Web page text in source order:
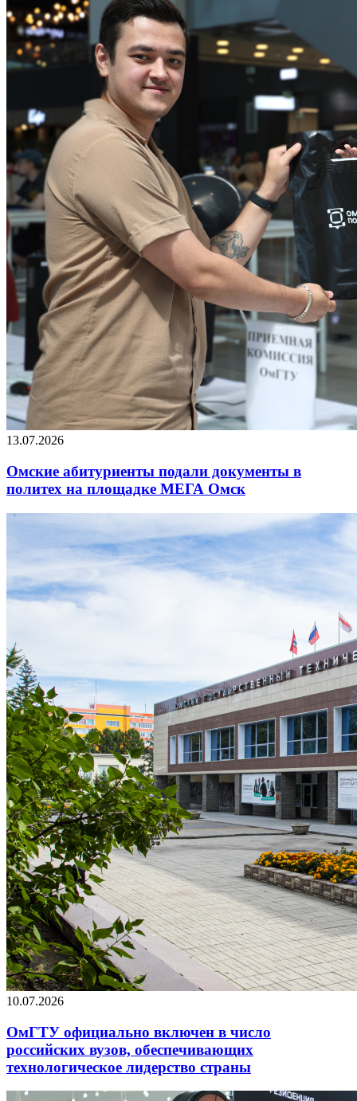
13.07.2026
Омские абитуриенты подали документы в
политех на площадке МЕГА Омск
10.07.2026
ОмГТУ официально включен в число
российских вузов, обеспечивающих
технологическое лидерство страны